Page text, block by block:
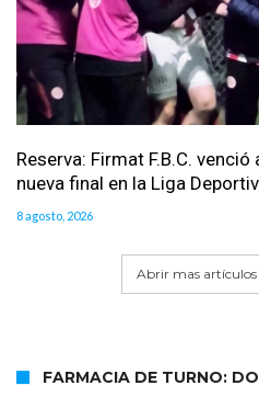
Reserva: Firmat F.B.C.
nueva final en la Liga
8 agosto, 2026
Abrir mas artículos
FARMACIA DE TURNO: